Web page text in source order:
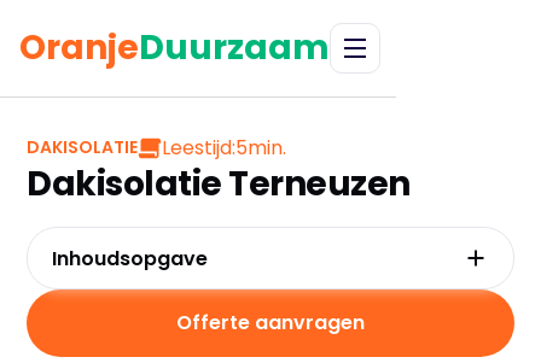
OranjeDuurzaam
DAKISOLATIE Leestijd:5min.
Dakisolatie Terneuzen
Inhoudsopgave
Terneuzen?
Offerte aanvragen